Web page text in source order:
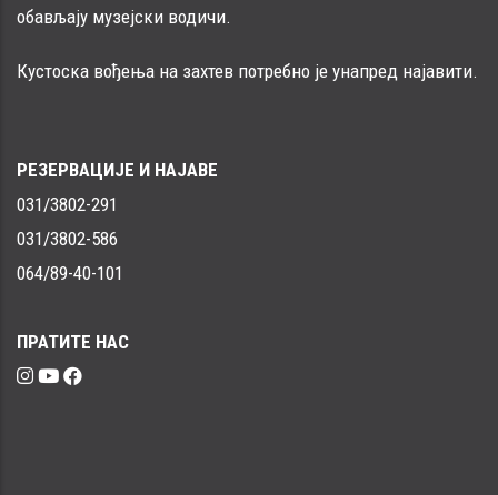
обављају музејски водичи.
Кустоска вођења на захтев потребно је унапред најавити.
РЕЗЕРВАЦИЈЕ И НАЈАВЕ
031/3802-291
031/3802-586
064/89-40-101
ПРАТИТЕ НАС